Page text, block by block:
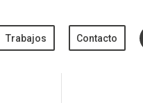
Trabajos Contacto